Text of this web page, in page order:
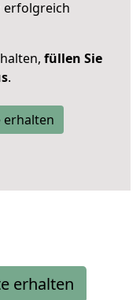
erfolgreich
füllen Sie
.
erhalten
erhalten